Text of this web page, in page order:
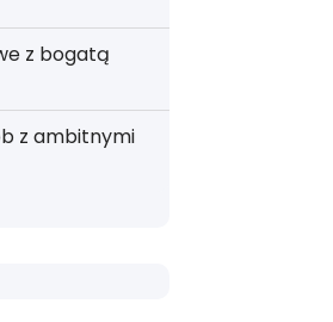
z bogatą
z ambitnymi